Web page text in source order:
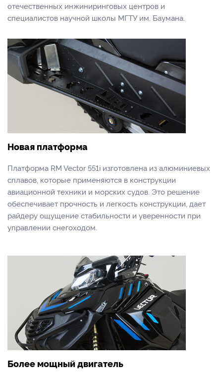
отечественных инжиниринговых центров и
специалистов научной школы МГТУ им. Баумана.
Новая платформа
Платформа RM Vector 551i изготовлена из алюминиевых
сплавов, которые применяются в конструкции
авиационной техники и морских судов. Это решение
обеспечивает прочность и легкость конструкции, дает
райдеру ощущение стабильности и уверенности при
управлении снегоходом.
Более мощный двигатель